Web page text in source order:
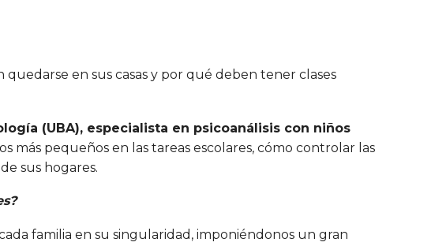
en sus casas y por qué deben tener clases
(UBA), especialista en psicoanálisis con niños
más pequeños en las tareas escolares, cómo controlar las
sus hogares.
familia en su singularidad, imponiéndonos un gran